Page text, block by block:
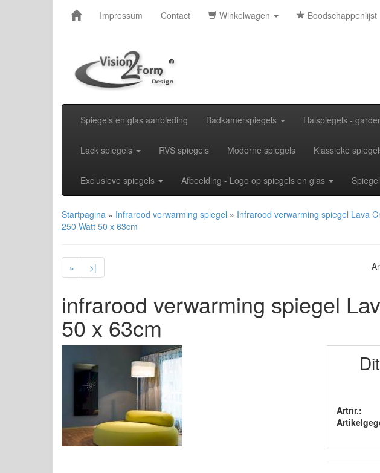
Impressum Contact Winkelwagen Boodschappenlijst
Spiegels en glas aanbieding Badkamerspiegels Halspiegels -
Lack spiegels RVS spiegels Moderne spiegels Klassieke
Exclusieve spiegels Afbeelding - Logo op spiegels en glas
Startpagina » Infrarood verwarming spiegel » Infrarood verwarming spiegel Lava
250 Watt 50 x 63cm
» >|
infrarood verwarming spiegel
50 x 63cm
Artnr.: